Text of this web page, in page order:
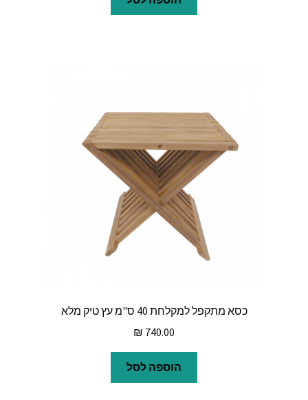
כסא מתקפל למקלחת 40 ס"מ עץ טיק מלא
₪ 740.00
הוספה לסל